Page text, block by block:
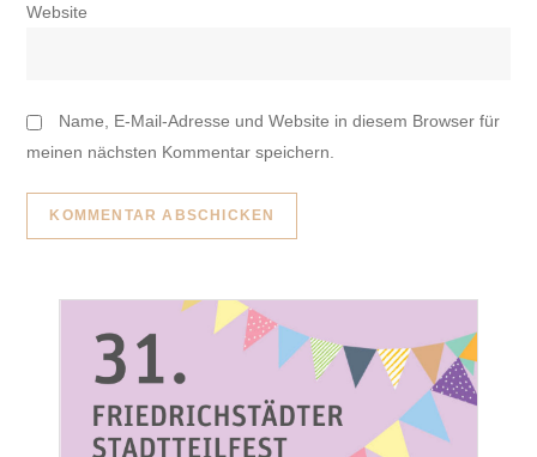
Website
Name, E-Mail-Adresse und Website in diesem Browser für
meinen nächsten Kommentar speichern.